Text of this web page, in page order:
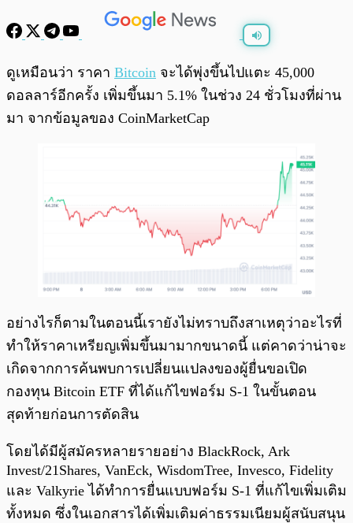
พร้อมเล่น
ดูเหมือนว่า ราคา Bitcoin จะได้พุ่งขึ้นไปแตะ 45,000
ดอลลาร์อีกครั้ง เพิ่มขึ้นมา 5.1% ในช่วง 24 ชั่วโมงที่ผ่าน
มา จากข้อมูลของ CoinMarketCap
อย่างไรก็ตามในตอนนี้เรายังไม่ทราบถึงสาเหตุว่าอะไรที่
ทำให้ราคาเหรียญเพิ่มขึ้นมามากขนาดนี้ แต่คาดว่าน่าจะ
เกิดจากการค้นพบการเปลี่ยนแปลงของผู้ยื่นขอเปิด
กองทุน Bitcoin ETF ที่ได้แก้ไขฟอร์ม S-1 ในขั้นตอน
สุดท้ายก่อนการตัดสิน
โดยได้มีผู้สมัครหลายรายอย่าง BlackRock, Ark
Invest/21Shares, VanEck, WisdomTree, Invesco, Fidelity
และ Valkyrie ได้ทำการยื่นแบบฟอร์ม S-1 ที่แก้ไขเพิ่มเติม
ทั้งหมด ซึ่งในเอกสารได้เพิ่มเติมค่าธรรมเนียมผู้สนับสนุน